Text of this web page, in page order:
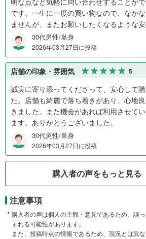
です。一生に一度の買い物なので、なか
ませんが、またお願いしたくなるような安
30代男性/単身
2026年03月27日に投稿
店舗の印象・雰囲気 5
誠実に寄り添ってくださって、安心して
た。店舗も綺麗で落ち着きがあり、心地
きました。また機会があれば利用させて
ます。ありがとうございました。
30代男性/単身
2026年03月27日に投稿
購入者の声をもっと見る
注意事項
購入者の声は個人の主観・意見であるため、誤
まれる可能性があります。
また、投稿時点の情報であるため、現況とは異な